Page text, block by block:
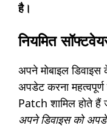
है।
नियमित
अपने मोबाइल डिवाइस
अपडेट करना
Patch शामिल होते हैं
अपने डिवाइस को